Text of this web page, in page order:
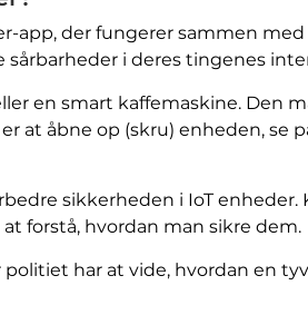
der fungerer sammen
i deres tingenes
en smart kaffemaskine. Den
at åbne op (skru) enheden, se
sikkerheden i IoT enheder.
forstå, hvordan man sikre dem.
har at vide, hvordan en